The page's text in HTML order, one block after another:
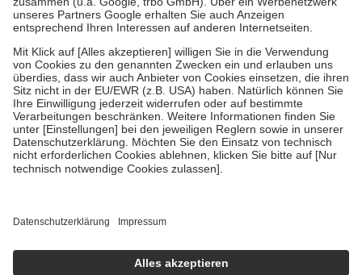
Bei Heilmitteln und häuslicher Krankenpflege beträgt die
Zuzahlung zehn Prozent der Kosten sowie zehn Euro je
Um das Engagement der Versicherten für ihre eigene Gesundheit zu
stärken und die besondere Stellung der Familie zu unterstützen,
fallenkeine Zuzahlungen an bei:
• Kindern und Jugendlichen bis zum vollendeten 18. Lebensjahr
mit Ausnahme der Fahrkosten
• Untersuchungen zur Vorsorge und Früherkennung, die von der
GKV getragen werden
• empfohlenen Schutzimpfungen
Wir nutzen Trusted Shops als unabhängigen Dienstleister für die
getroffen, um sicherzustellen, dass es sich um echte Bewertungen